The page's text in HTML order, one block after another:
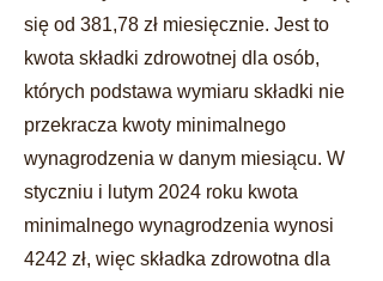
się od 381,78 zł miesięcznie. Jest to
kwota składki zdrowotnej dla osób,
których podstawa wymiaru składki nie
przekracza kwoty minimalnego
wynagrodzenia w danym miesiącu. W
styczniu i lutym 2024 roku kwota
minimalnego wynagrodzenia wynosi
4242 zł, więc składka zdrowotna dla